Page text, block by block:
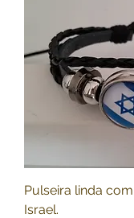
Pulseira linda
Israel.